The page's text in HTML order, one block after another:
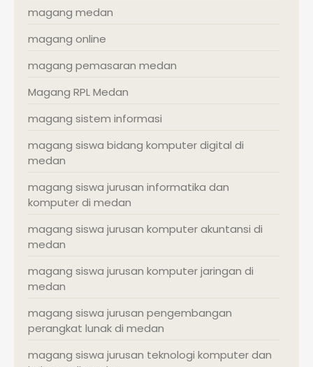
magang medan
magang online
magang pemasaran medan
Magang RPL Medan
magang sistem informasi
magang siswa bidang komputer digital di
medan
magang siswa jurusan informatika dan
komputer di medan
magang siswa jurusan komputer akuntansi di
medan
magang siswa jurusan komputer jaringan di
medan
magang siswa jurusan pengembangan
perangkat lunak di medan
magang siswa jurusan teknologi komputer dan